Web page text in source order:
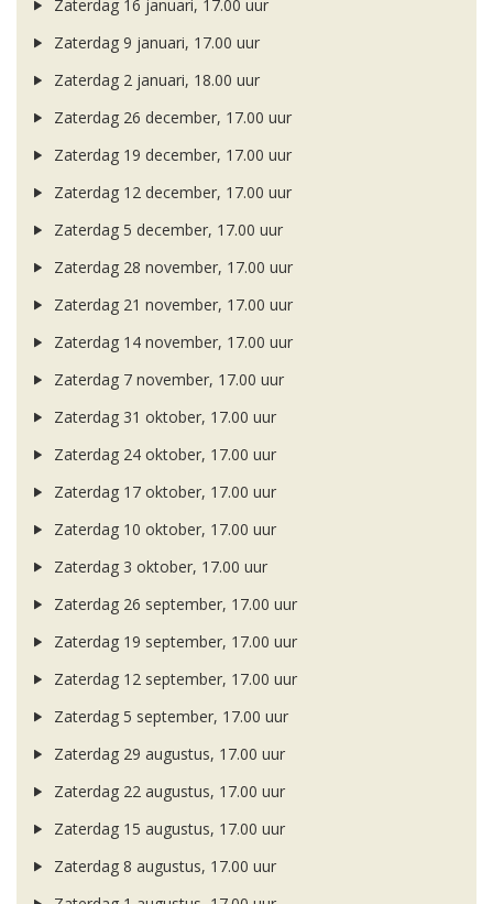
Zaterdag 16 januari, 17.00 uur
Zaterdag 9 januari, 17.00 uur
Zaterdag 2 januari, 18.00 uur
Zaterdag 26 december, 17.00 uur
Zaterdag 19 december, 17.00 uur
Zaterdag 12 december, 17.00 uur
Zaterdag 5 december, 17.00 uur
Zaterdag 28 november, 17.00 uur
Zaterdag 21 november, 17.00 uur
Zaterdag 14 november, 17.00 uur
Zaterdag 7 november, 17.00 uur
Zaterdag 31 oktober, 17.00 uur
Zaterdag 24 oktober, 17.00 uur
Zaterdag 17 oktober, 17.00 uur
Zaterdag 10 oktober, 17.00 uur
Zaterdag 3 oktober, 17.00 uur
Zaterdag 26 september, 17.00 uur
Zaterdag 19 september, 17.00 uur
Zaterdag 12 september, 17.00 uur
Zaterdag 5 september, 17.00 uur
Zaterdag 29 augustus, 17.00 uur
Zaterdag 22 augustus, 17.00 uur
Zaterdag 15 augustus, 17.00 uur
Zaterdag 8 augustus, 17.00 uur